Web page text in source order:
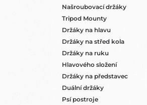
Našroubovací držáky
Tripod Mounty
Držáky na hlavu
Držáky na střed kola
Držáky na ruku
Hlavového složení
Držáky na představec
Duální držáky
Psí postroje